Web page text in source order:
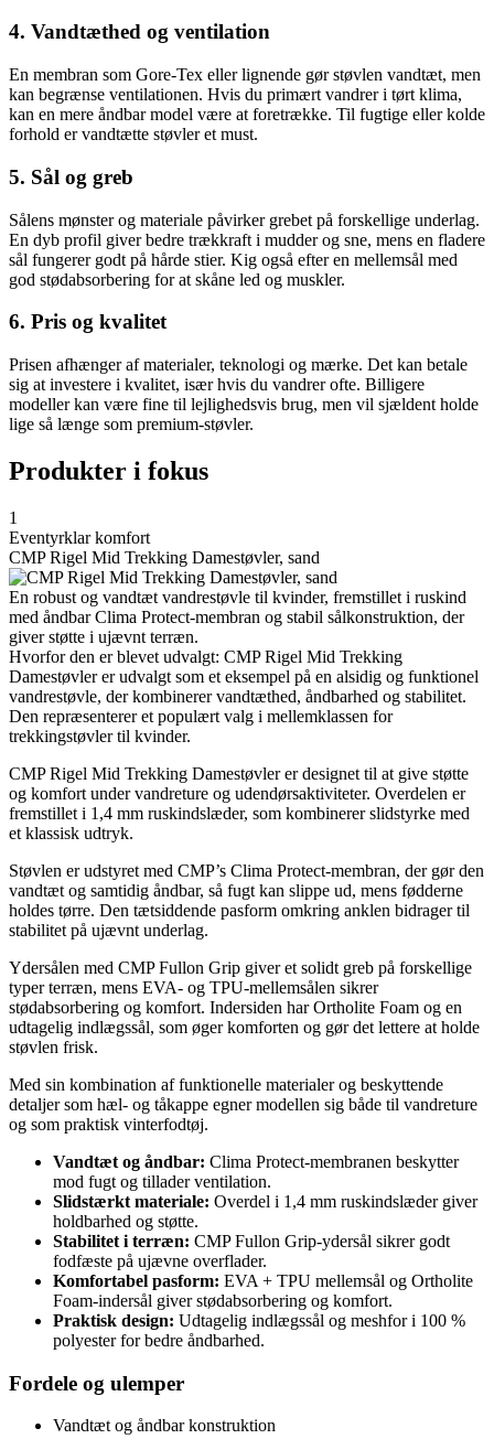
4. Vandtæthed og ventilation
En membran som Gore-Tex eller lignende gør støvlen vandtæt, men
kan begrænse ventilationen. Hvis du primært vandrer i tørt klima,
kan en mere åndbar model være at foretrække. Til fugtige eller kolde
forhold er vandtætte støvler et must.
5. Sål og greb
Sålens mønster og materiale påvirker grebet på forskellige underlag.
En dyb profil giver bedre trækkraft i mudder og sne, mens en fladere
sål fungerer godt på hårde stier. Kig også efter en mellemsål med
god stødabsorbering for at skåne led og muskler.
6. Pris og kvalitet
Prisen afhænger af materialer, teknologi og mærke. Det kan betale
sig at investere i kvalitet, især hvis du vandrer ofte. Billigere
modeller kan være fine til lejlighedsvis brug, men vil sjældent holde
lige så længe som premium-støvler.
Produkter i fokus
1
Eventyrklar komfort
CMP Rigel Mid Trekking Damestøvler, sand
En robust og vandtæt vandrestøvle til kvinder, fremstillet i ruskind
med åndbar Clima Protect-membran og stabil sålkonstruktion, der
giver støtte i ujævnt terræn.
Hvorfor den er blevet udvalgt: CMP Rigel Mid Trekking
Damestøvler er udvalgt som et eksempel på en alsidig og funktionel
vandrestøvle, der kombinerer vandtæthed, åndbarhed og stabilitet.
Den repræsenterer et populært valg i mellemklassen for
trekkingstøvler til kvinder.
CMP Rigel Mid Trekking Damestøvler er designet til at give støtte
og komfort under vandreture og udendørsaktiviteter. Overdelen er
fremstillet i 1,4 mm ruskindslæder, som kombinerer slidstyrke med
et klassisk udtryk.
Støvlen er udstyret med CMP’s Clima Protect-membran, der gør den
vandtæt og samtidig åndbar, så fugt kan slippe ud, mens fødderne
holdes tørre. Den tætsiddende pasform omkring anklen bidrager til
stabilitet på ujævnt underlag.
Ydersålen med CMP Fullon Grip giver et solidt greb på forskellige
typer terræn, mens EVA- og TPU-mellemsålen sikrer
stødabsorbering og komfort. Indersiden har Ortholite Foam og en
udtagelig indlægssål, som øger komforten og gør det lettere at holde
støvlen frisk.
Med sin kombination af funktionelle materialer og beskyttende
detaljer som hæl- og tåkappe egner modellen sig både til vandreture
og som praktisk vinterfodtøj.
Vandtæt og åndbar: Clima Protect-membranen beskytter
mod fugt og tillader ventilation.
Slidstærkt materiale: Overdel i 1,4 mm ruskindslæder giver
holdbarhed og støtte.
Stabilitet i terræn: CMP Fullon Grip-ydersål sikrer godt
fodfæste på ujævne overflader.
Komfortabel pasform: EVA + TPU mellemsål og Ortholite
Foam-indersål giver stødabsorbering og komfort.
Praktisk design: Udtagelig indlægssål og meshfor i 100 %
polyester for bedre åndbarhed.
Fordele og ulemper
Vandtæt og åndbar konstruktion